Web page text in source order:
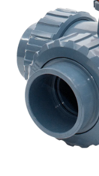
csillag.